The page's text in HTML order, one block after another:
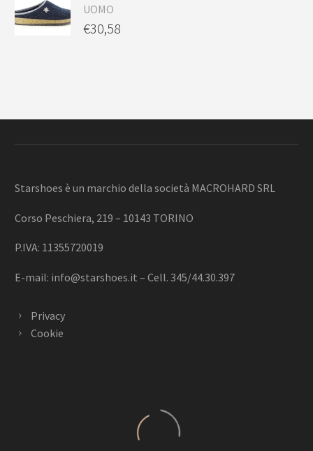
UOMO
€30,58
Starshoes è un marchio della società MACROHARD SRL
Corso Peschiera, 219 – 10143 TORINO
P.IVA: 11355720019
E-mail: info@starshoes.it – Cell. 345/44.30.397
Privacy
Cookie